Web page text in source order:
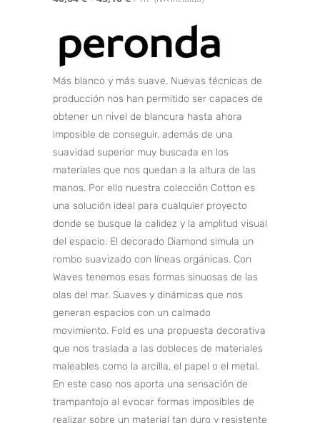
Más blanco y más suave. Nuevas técnicas de
producción nos han permitido ser capaces de
obtener un nivel de blancura hasta ahora
imposible de conseguir, además de una
suavidad superior muy buscada en los
materiales que nos quedan a la altura de las
manos. Por ello nuestra colección Cotton es
una solución ideal para cualquier proyecto
donde se busque la calidez y la amplitud visual
del espacio. El decorado Diamond simula un
rombo suavizado con líneas orgánicas. Con
Waves tenemos esas formas sinuosas de las
olas del mar. Suaves y dinámicas que nos
generan espacios con un calmado
movimiento. Fold es una propuesta decorativa
que nos traslada a las dobleces de materiales
maleables como la arcilla, el papel o el metal.
En este caso nos aporta una sensación de
trampantojo al evocar formas imposibles de
realizar sobre un material tan duro y resistente